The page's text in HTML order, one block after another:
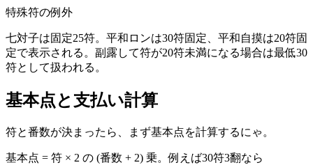
特殊符の例外
七対子は固定25符。平和ロンは30符固定、平和自摸は20符固
定で表示される。副露して符が20符未満になる場合は最低30
符として扱われる。
基本点と支払い計算
符と番数が決まったら、まず基本点を計算するにゃ。
基本点 = 符 × 2 の (番数 + 2) 乗。例えば30符3翻なら